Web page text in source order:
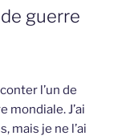
guerre
l’un de
mondiale. J’ai
mais je ne l’ai